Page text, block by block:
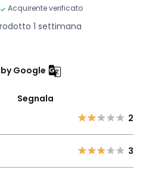
Acquirente verificato
1 settimana
Google
Segnala
2
3